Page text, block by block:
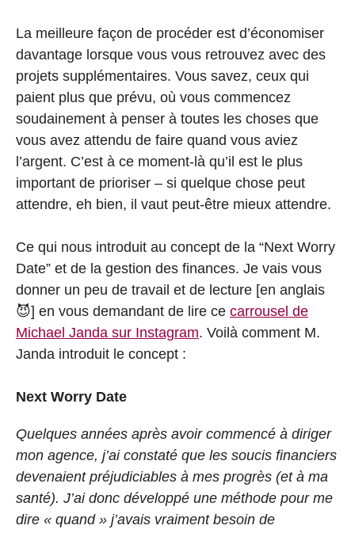
La meilleure façon de procéder est d’économiser
davantage lorsque vous vous retrouvez avec des
projets supplémentaires. Vous savez, ceux qui
paient plus que prévu, où vous commencez
soudainement à penser à toutes les choses que
vous avez attendu de faire quand vous aviez
l’argent. C’est à ce moment-là qu’il est le plus
important de prioriser – si quelque chose peut
attendre, eh bien, il vaut peut-être mieux attendre.
Ce qui nous introduit au concept de la “Next Worry
Date” et de la gestion des finances. Je vais vous
donner un peu de travail et de lecture [en anglais
😈] en vous demandant de lire ce carrousel de
Michael Janda sur Instagram. Voilà comment M.
Janda introduit le concept :
Next Worry Date
Quelques années après avoir commencé à diriger
mon agence, j’ai constaté que les soucis financiers
devenaient préjudiciables à mes progrès (et à ma
santé). J’ai donc développé une méthode pour me
dire « quand » j’avais vraiment besoin de